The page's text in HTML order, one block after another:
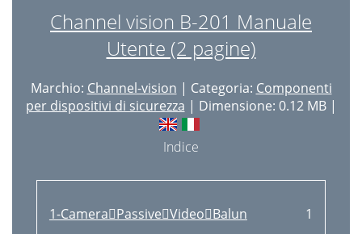
Channel vision B-201 Manuale
Utente (2 pagine)
Marchio: Channel-vision | Categoria: Componenti
per dispositivi di sicurezza | Dimensione: 0.12 MB |
Indice
1-CameraPassiveVideoBalun
1